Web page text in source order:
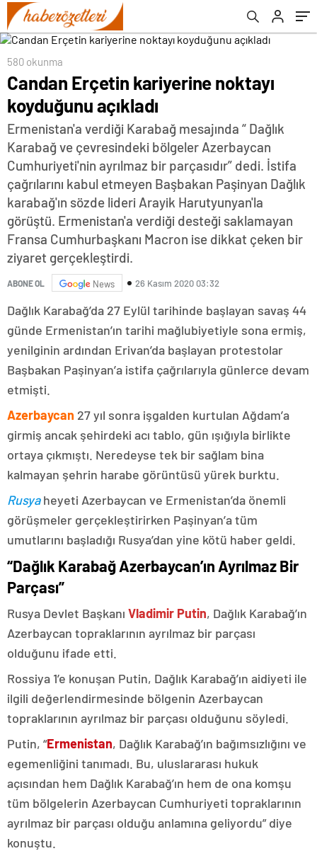
580 okunma
Candan Erçetin kariyerine noktayı
koyduğunu açıkladı
Ermenistan'a verdiği Karabağ mesajında “ Dağlık
Karabağ ve çevresindeki bölgeler Azerbaycan
Cumhuriyeti'nin ayrılmaz bir parçasıdır” dedi. İstifa
çağrılarını kabul etmeyen Başbakan Paşinyan Dağlık
karabağ'ın sözde lideri Arayik Harutyunyan'la
görüştü. Ermenistan'a verdiği desteği saklamayan
Fransa Cumhurbaşkanı Macron ise dikkat çeken bir
ziyaret gerçekleştirdi.
ABONE OL News 26 Kasım 2020 03:32
Dağlık Karabağ’da 27 Eylül tarihinde başlayan savaş 44
günde Ermenistan’ın tarihi mağlubiyetiyle sona ermiş,
yenilginin ardından Erivan’da başlayan protestolar
Başbakan Paşinyan’a istifa çağrılarıyla günlerce devam
etmişti.
Azerbaycan 27 yıl sonra işgalden kurtulan Ağdam’a
girmiş ancak şehirdeki acı tablo, gün ışığıyla birlikte
ortaya çıkmıştı. Neredeyse tek bir sağlam bina
kalmayan şehrin harabe görüntüsü yürek burktu.
Rusyaheyeti Azerbaycan ve Ermenistan’da önemli
görüşmeler gerçekleştirirken Paşinyan’a tüm
umutlarını başladığı Rusya’dan yine kötü haber geldi.
“Dağlık Karabağ Azerbaycan’ın Ayrılmaz Bir
Parçası”
Rusya Devlet Başkanı Vladimir Putin, Dağlık Karabağ’ın
Azerbaycan topraklarının ayrılmaz bir parçası
olduğunu ifade etti.
Rossiya 1’e konuşan Putin, Dağlık Karabağ’ın aidiyeti ile
ilgili değerlendirmesinde bölgenin Azerbaycan
topraklarının ayrılmaz bir parçası olduğunu söyledi.
Putin, “Ermenistan, Dağlık Karabağ’ın bağımsızlığını ve
egemenliğini tanımadı. Bu, uluslararası hukuk
açısından hem Dağlık Karabağ’ın hem de ona komşu
tüm bölgelerin Azerbaycan Cumhuriyeti topraklarının
ayrılmaz bir parçası olduğu anlamına geliyordu” diye
konuştu.